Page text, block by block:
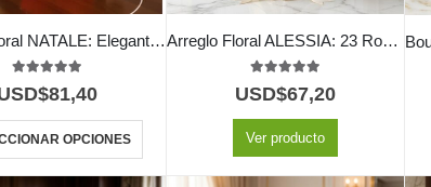
Arreglo Floral NATALE: Elegante Caja de Rosas y Vino 🍷
out of 5
81,40
OPCIONES
Arreglo Floral ALESSIA: 23 Rosas Rojas y 1 Blanca Inolvidable 🤍
out of 5
USD$67,20
Ver producto